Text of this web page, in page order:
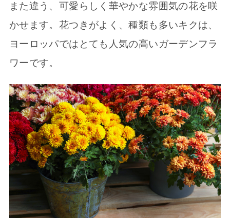
また違う、可愛らしく華やかな雰囲気の花を咲
かせます。花つきがよく、種類も多いキクは、
ヨーロッパではとても人気の高いガーデンフラ
ワーです。